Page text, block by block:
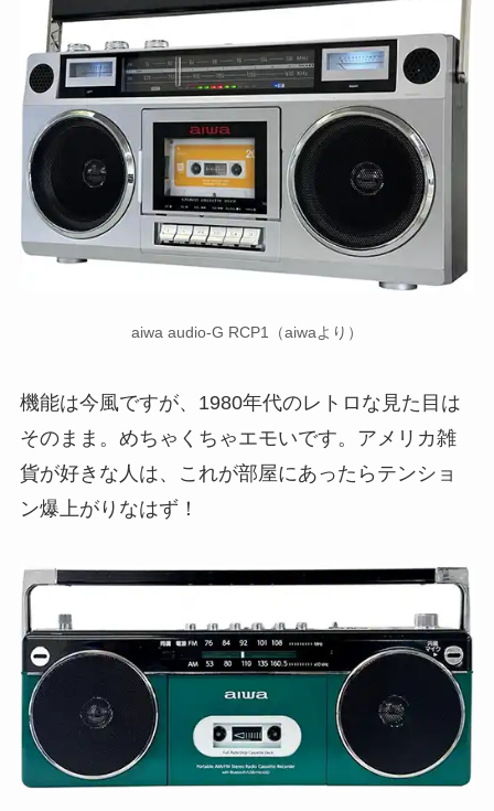
aiwa audio-G RCP1（aiwaより）
機能は今風ですが、1980年代のレトロな見た目は
そのまま。めちゃくちゃエモいです。アメリカ雑
貨が好きな人は、これが部屋にあったらテンショ
ン爆上がりなはず！